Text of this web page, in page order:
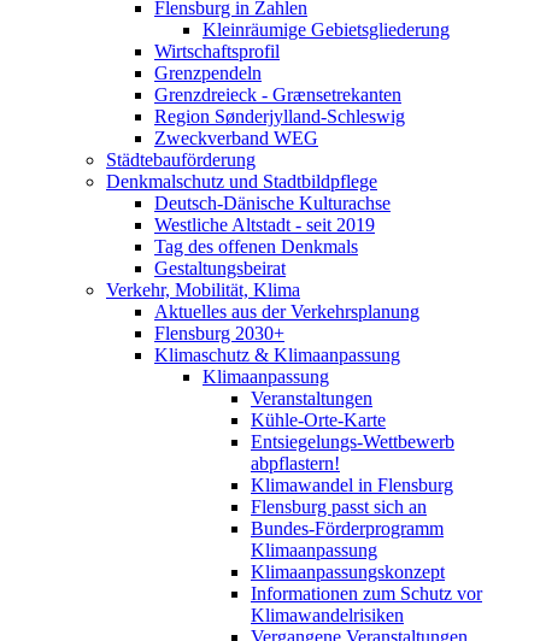
Flensburg in Zahlen
Kleinräumige Gebietsgliederung
Wirtschaftsprofil
Grenzpendeln
Grenzdreieck - Grænsetrekanten
Region Sønderjylland-Schleswig
Zweckverband WEG
Städtebauförderung
Denkmalschutz und Stadtbildpflege
Deutsch-Dänische Kulturachse
Westliche Altstadt - seit 2019
Tag des offenen Denkmals
Gestaltungsbeirat
Verkehr, Mobilität, Klima
Aktuelles aus der Verkehrsplanung
Flensburg 2030+
Klimaschutz & Klimaanpassung
Klimaanpassung
Veranstaltungen
Kühle-Orte-Karte
Entsiegelungs-Wettbewerb
abpflastern!
Klimawandel in Flensburg
Flensburg passt sich an
Bundes-Förderprogramm
Klimaanpassung
Klimaanpassungskonzept
Informationen zum Schutz vor
Klimawandelrisiken
Vergangene Veranstaltungen